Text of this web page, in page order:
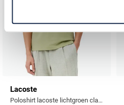
Lacoste
Poloshirt lacoste lichtgroen classic fit korte mouw